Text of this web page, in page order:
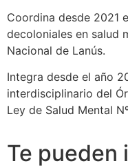
Coordina desde 2021
decoloniales en salud
Nacional de Lanús.
Integra desde el año
interdisciplinario del
Ley de Salud Mental
Te pueden